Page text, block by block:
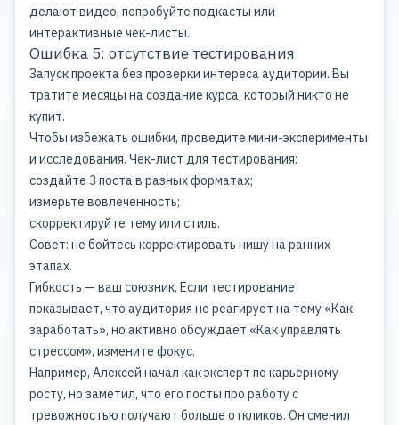
делают видео, попробуйте подкасты или
интерактивные чек-листы.
Ошибка 5: отсутствие тестирования
Запуск проекта без проверки интереса аудитории. Вы
тратите месяцы на создание курса, который никто не
купит.
Чтобы избежать ошибки, проведите мини-эксперименты
и исследования. Чек-лист для тестирования:
создайте 3 поста в разных форматах;
измерьте вовлеченность;
скорректируйте тему или стиль.
Совет: не бойтесь корректировать нишу на ранних
этапах.
Гибкость — ваш союзник. Если тестирование
показывает, что аудитория не реагирует на тему «Как
заработать», но активно обсуждает «Как управлять
стрессом», измените фокус.
Например, Алексей начал как эксперт по карьерному
росту, но заметил, что его посты про работу с
тревожностью получают больше откликов. Он сменил